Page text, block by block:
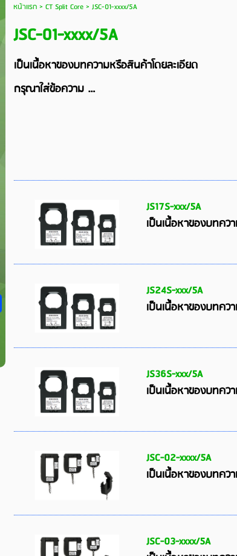
หน้าแรก> CT Split Core> JSC-01-xxxx/5A
JSC-01-xxxx/5A
เป็นเนื้อหาของบทความหรือสินค้าโดยละเอียด
กรุณาใส่ข้อความ …
JS17S-xxx/5A
เป็นเนื้อหาของบทค
JS24S-xxx/5A
เป็นเนื้อหาของบทค
JS36S-xxx/5A
เป็นเนื้อหาของบทค
JSC-02-xxxx/5A
เป็นเนื้อหาของบทค
JSC-03-xxxx/5A